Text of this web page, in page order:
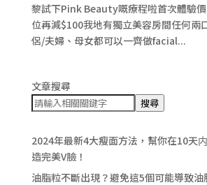
黎試下Pink Beauty嘅療程啦首次體驗
位再減$100我地有獨立美容房間任何兩
侶/夫婦、母女都可以一齊做facial...
文章搜尋
搜尋
2024年最新4大瘦面方法，幫你在10天
造完美V臉！
油脂粒不斷出現？避免這5個可能導致